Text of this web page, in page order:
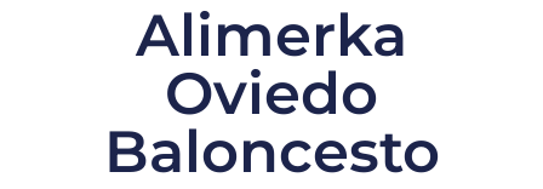
Alimerka
Oviedo
Baloncesto